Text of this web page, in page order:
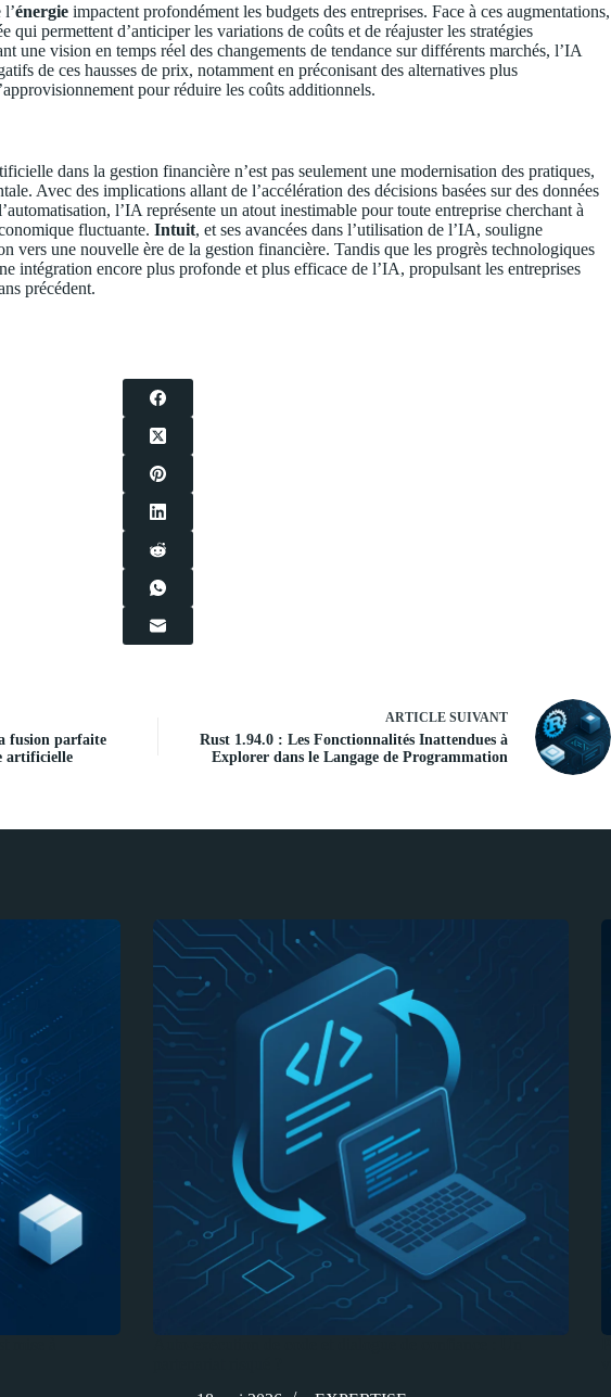
l’énergie impactent profondément les budgets des entreprises. Face à ces augmentations,
qui permettent d’anticiper les variations de coûts et de réajuster les stratégies
une vision en temps réel des changements de tendance sur différents marchés, l’IA
de ces hausses de prix, notamment en préconisant des alternatives plus
pour réduire les coûts additionnels.
dans la gestion financière n’est pas seulement une modernisation des pratiques,
Avec des implications allant de l’accélération des décisions basées sur des données
l’IA représente un atout inestimable pour toute entreprise cherchant à
fluctuante. Intuit, et ses avancées dans l’utilisation de l’IA, souligne
vers une nouvelle ère de la gestion financière. Tandis que les progrès technologiques
intégration encore plus profonde et plus efficace de l’IA, propulsant les entreprises
précédent.
fusion parfaite
artificielle
ARTICLESUIVANT
Rust 1.94.0 : Les Fonctionnalités Inattendues à
Explorer dans le Langage de Programmation